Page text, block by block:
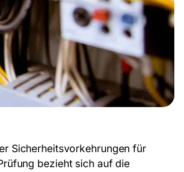
Sicherheitsvorkehrungen für
bezieht sich auf die